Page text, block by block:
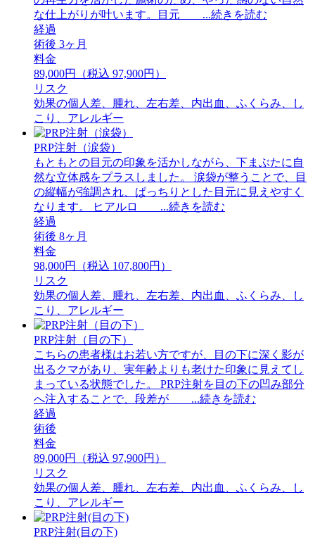
な仕上がりが叶います。目元 ...続きを読む
経過
術後 3ヶ月
料金
89,000円（税込 97,900円）
リスク
効果の個人差、腫れ、左右差、内出血、ふくらみ、し
こり、アレルギー
PRP注射（涙袋）
もともとの目元の印象を活かしながら、下まぶたに自
然な立体感をプラスしました。 ⁡涙袋が整うことで、目
の縦幅が強調され、ぱっちりとした目元に見えやすく
なります。 ⁡ヒアルロ ...続きを読む
経過
術後 8ヶ月
料金
98,000円（税込 107,800円）
リスク
効果の個人差、腫れ、左右差、内出血、ふくらみ、し
こり、アレルギー
PRP注射（目の下）
こちらの患者様はお若い方ですが、目の下に深く影が
出るクマがあり、実年齢よりも老けた印象に見えてし
まっている状態でした。 PRP注射を目の下の凹み部分
へ注入することで、段差が ...続きを読む
経過
術後
料金
89,000円（税込 97,900円）
リスク
効果の個人差、腫れ、左右差、内出血、ふくらみ、し
こり、アレルギー
PRP注射(目の下)